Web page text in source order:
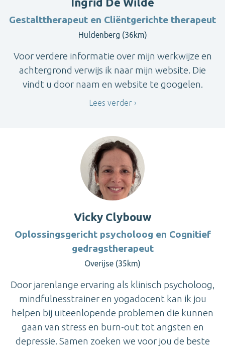
Gestalttherapeut en Cliëntgerichte therapeut
Huldenberg (36km)
Voor verdere informatie over mijn werkwijze en
achtergrond verwijs ik naar mijn website. Die
vindt u door naam en website te googelen.
Lees verder
Vicky Clybouw
Oplossingsgericht psycholoog en Cognitief
gedragstherapeut
Overijse (35km)
Door jarenlange ervaring als klinisch psycholoog,
mindfulnesstrainer en yogadocent kan ik jou
helpen bij uiteenlopende problemen die kunnen
gaan van stress en burn-out tot angsten en
depressie. Samen zoeken we voor jou de beste